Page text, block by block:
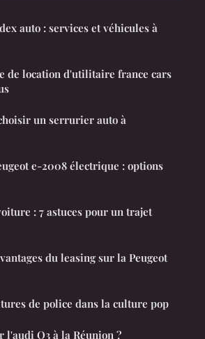
auto : services et véhicules à
de location d'utilitaire france cars
un serrurier auto à
e-2008 électrique : options
: 7 astuces pour un trajet
du leasing sur la Peugeot
de police dans la culture pop
l'audi Q3 à la Réunion ?